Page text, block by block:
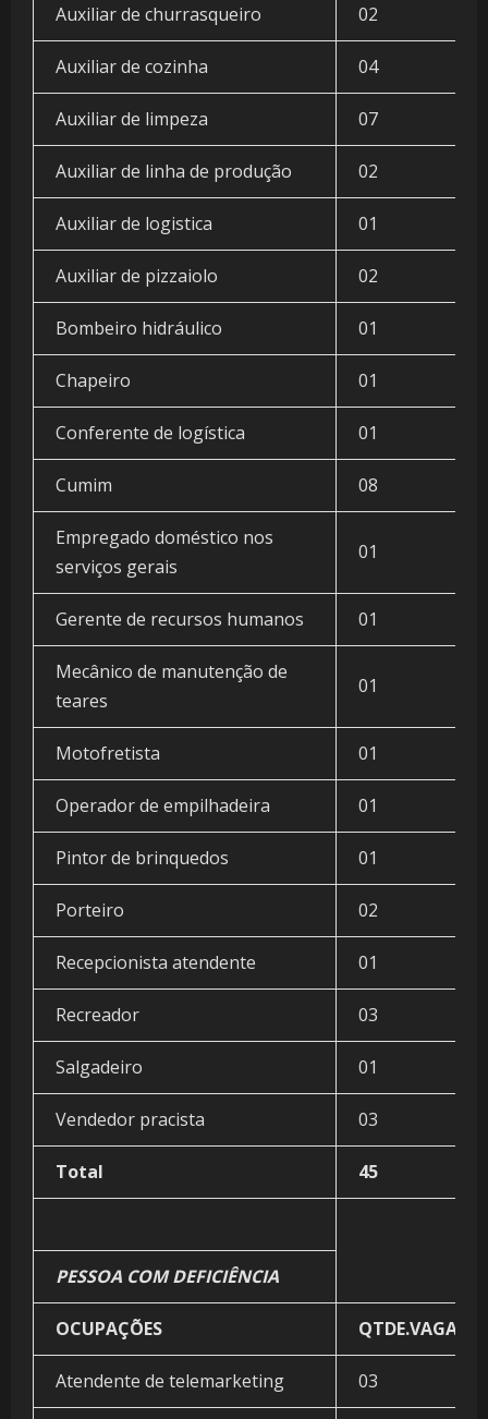
Auxiliar de churrasqueiro 02
Auxiliar de cozinha 04
Auxiliar de limpeza 07
Auxiliar de linha de produção 02
Auxiliar de logistica 01
Auxiliar de pizzaiolo 02
Bombeiro hidráulico 01
Chapeiro 01
Conferente de logística 01
Cumim 08
Empregado doméstico nos
serviços gerais
01
Gerente de recursos humanos 01
Mecânico de manutenção de
teares
01
Motofretista 01
Operador de empilhadeira 01
Pintor de brinquedos 01
Porteiro 02
Recepcionista atendente 01
Recreador 03
Salgadeiro 01
Vendedor pracista 03
Total 45
PESSOA COM DEFICIÊNCIA
OCUPAÇÕES QTDE.VAGAS
Atendente de telemarketing 03